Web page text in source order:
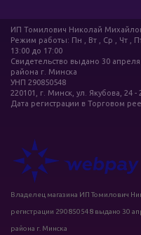
ИП Томилович Николай
Режим работы: Пн , Вт , Ср , Чт ,
13:00 до 17:00
Свидетельство выдано 30
района г. Минска
УНП 290850548
220101, г. Минск, ул. Якубова, 24 -
Дата регистрации в Торговом
Владелец магазина ИП Томилович
регистрации 290850548 выдано 30
района г. Минска